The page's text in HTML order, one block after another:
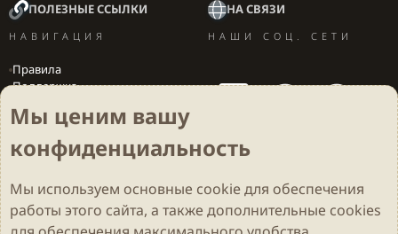
ПОЛЕЗНЫЕ ССЫЛКИ
НАВИГАЦИЯ
Правила
Поддержка
Локализация игр
НА СВЯЗИ
НАШИ СОЦ. СЕТИ
Cookies Darkdale - Основа [v.2.3.2 rc1] 🔥
Русский (RU)
Обратная связь
Условия и правила
Мы ценим вашу
конфиденциальность
Мы используем основные cookieдля обеспечения
работы этого сайта, а также дополнительные cookies